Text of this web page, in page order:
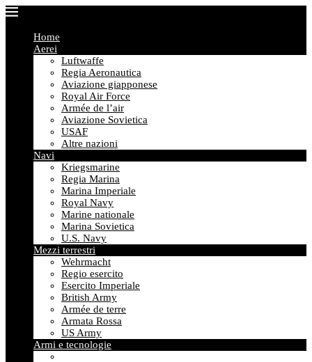
Home
Aerei
Luftwaffe
Regia Aeronautica
Aviazione giapponese
Royal Air Force
Armée de l’air
Aviazione Sovietica
USAF
Altre nazioni
Navi
Kriegsmarine
Regia Marina
Marina Imperiale
Royal Navy
Marine nationale
Marina Sovietica
U.S. Navy
Mezzi terrestri
Wehrmacht
Regio esercito
Esercito Imperiale
British Army
Armée de terre
Armata Rossa
US Army
Armi e tecnologie